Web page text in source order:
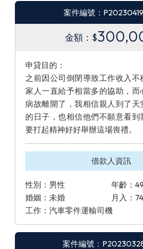
案件編號：
金額：$
申貸目的：
之前因公司倒閉導致工作收入不
家人一直給予相當多的協助，而
病故離開了，我相信親人到了天
的日子，也相信他們不願意看到
要打起精神好好舉辦這場喪禮。
借款人資訊
性別：男性
年齡：
婚姻：未婚
月入：
工作：汽車零件運輸司機
案件編號：